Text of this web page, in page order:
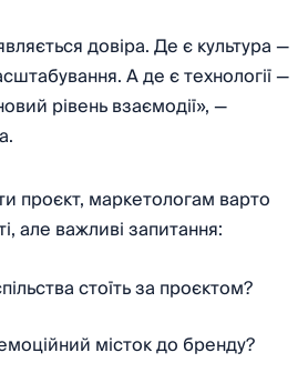
довіра. Де є культура —
А де є технології —
рівень взаємодії», —
проєкт, маркетологам варто
але важливі запитання:
стоїть за проєктом?
місток до бренду?